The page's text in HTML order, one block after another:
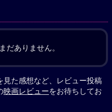
だありません。
見た感想など、レビュー投稿
映画レビューをお待ちしてお